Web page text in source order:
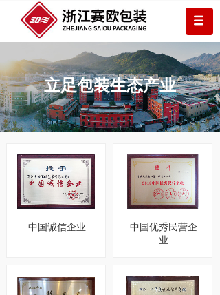
立足包装生态产业
中国诚信企业
中国优秀民营企
业